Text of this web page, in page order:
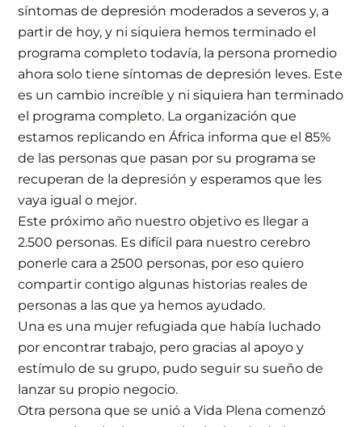
síntomas de depresión moderados a severos y, a
partir de hoy, y ni siquiera hemos terminado el
programa completo todavía, la persona promedio
ahora solo tiene síntomas de depresión leves. Este
es un cambio increíble y ni siquiera han terminado
el programa completo. La organización que
estamos replicando en África informa que el 85%
de las personas que pasan por su programa se
recuperan de la depresión y esperamos que les
vaya igual o mejor.
Este próximo año nuestro objetivo es llegar a
2.500 personas. Es difícil para nuestro cerebro
ponerle cara a 2500 personas, por eso quiero
compartir contigo algunas historias reales de
personas a las que ya hemos ayudado.
Una es una mujer refugiada que había luchado
por encontrar trabajo, pero gracias al apoyo y
estímulo de su grupo, pudo seguir su sueño de
lanzar su propio negocio.
Otra persona que se unió a Vida Plena comenzó